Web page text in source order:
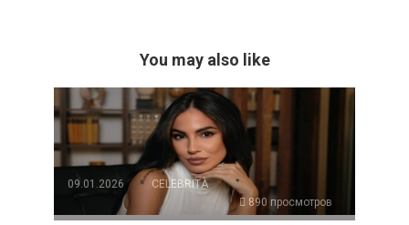
You may also like
09.01.2026
CELEBRITÀ
890 просмотров